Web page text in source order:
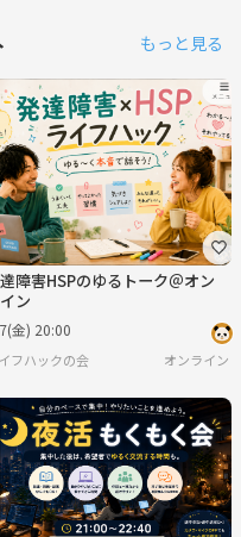
もっと見る
ゲ会 20代限定
障害HSPのゆるトーク＠オン
ン
金) 20:00
フハックの会 オンライン